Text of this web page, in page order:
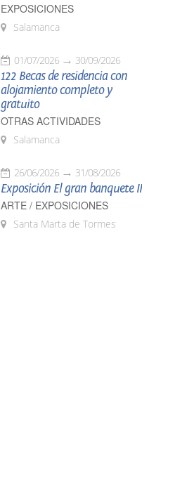
EXPOSICIONES
Salamanca
01/07/2026 30/09/2026
122 Becas de residencia con
alojamiento completo y
gratuito
OTRAS ACTIVIDADES
Salamanca
26/06/2026 31/08/2026
Exposición El gran banquete II
ARTE / EXPOSICIONES
Santa Marta de Tormes